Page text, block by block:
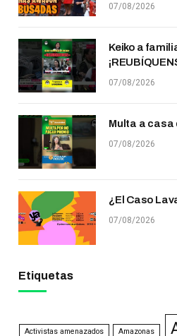
07/08/2026
Keiko a
07/08/2026
Multa a casa
07/08/2026
¿El Caso
07/08/2026
Etiquetas
Activistas amenazados Amazonas